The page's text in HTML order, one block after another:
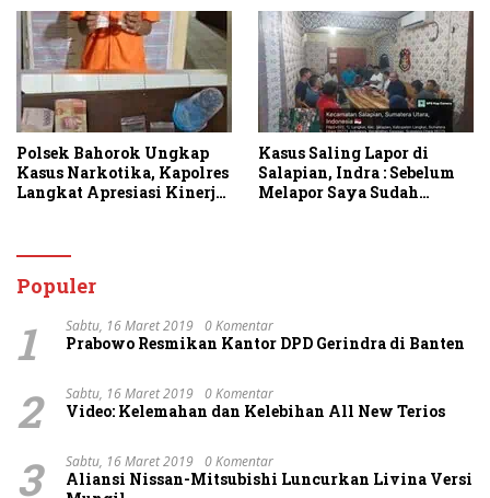
Polsek Bahorok Ungkap
Kasus Narkotika, Kapolres
Langkat Apresiasi Kinerja
Layanan 110
Kasus Saling Lapor di
Salapian, Indra : Sebelum
Melapor Saya Sudah
Populer
1 Sabtu, 16 Maret 2019 0 Komentar
Prabowo Resmikan Kantor DPD Gerindra di Banten
2 Sabtu, 16 Maret 2019 0 Komentar
Video: Kelemahan dan Kelebihan All New Terios
3 Sabtu, 16 Maret 2019 0 Komentar
Aliansi Nissan-Mitsubishi Luncurkan Livina Versi